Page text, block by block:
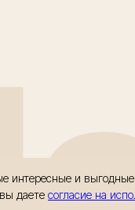
интересные и
даете согласие на